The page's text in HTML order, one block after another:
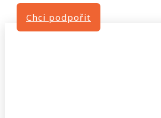
Chci podpořit